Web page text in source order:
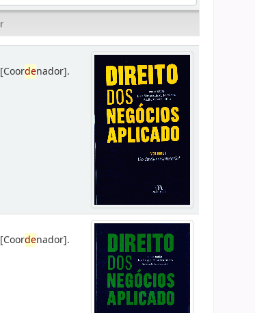
[Coordenador].
[Coordenador].